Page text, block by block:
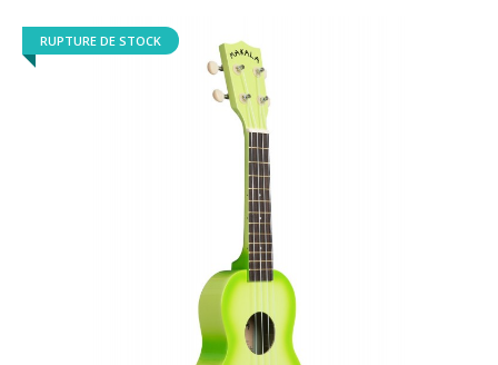
RUPTURE DE STOCK